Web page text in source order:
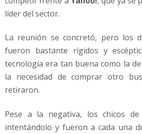
líder del sector.
La reunión se concretó, pero los
fueron bastante rígidos y
tecnología era tan buena como la de
la necesidad de comprar otro
retiraron.
Pese a la negativa, los chicos de
intentándolo y fueron a cada una